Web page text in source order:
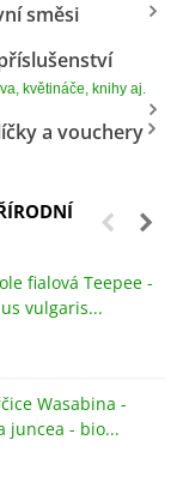
směsi
květináče, knihy aj.
a vouchery
fialová Teepee -
vulgaris...
Wasabina -
juncea - bio...